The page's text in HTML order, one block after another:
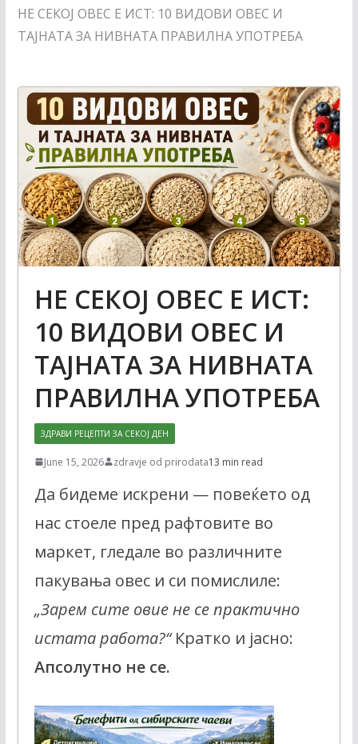
НЕ СЕКОЈ ОВЕС Е ИСТ: 10 ВИДОВИ ОВЕС И
ТАЈНАТА ЗА НИВНАТА ПРАВИЛНА УПОТРЕБА
НЕ СЕКОЈ ОВЕС Е ИСТ:
10 ВИДОВИ ОВЕС И
ТАЈНАТА ЗА НИВНАТА
ПРАВИЛНА УПОТРЕБА
ЗДРАВИ РЕЦЕПТИ ЗА СЕКОЈ ДЕН
June 15, 2026 zdravje od prirodata13 min read
Да бидеме искрени — повеќето од
нас стоеле пред рафтовите во
маркет, гледале во различните
пакувања овес и си помислиле:
„Зарем сите овие не се практично
истата работа?“Кратко и јасно:
Апсолутно не се.